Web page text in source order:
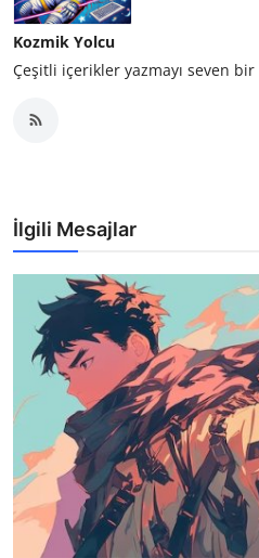
Kozmik Yolcu
Çeşitli içerikler yazmayı seven
İlgili Mesajlar